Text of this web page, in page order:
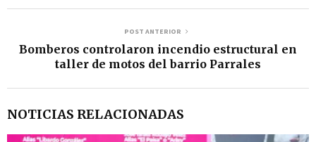
POST ANTERIOR
Bomberos controlaron incendio estructural en
taller de motos del barrio Parrales
NOTICIAS RELACIONADAS